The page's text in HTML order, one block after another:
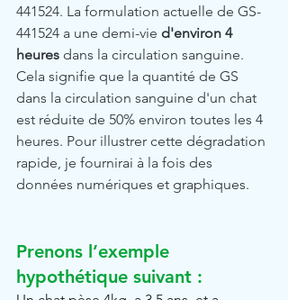
441524. La formulation actuelle de GS-
441524 a une demi-vie d'environ 4
heures dans la circulation sanguine.
Cela signifie que la quantité de GS
dans la circulation sanguine d'un chat
est réduite de 50% environ toutes les 4
heures. Pour illustrer cette dégradation
rapide, je fournirai à la fois des
données numériques et graphiques.
Prenons l’exemple
hypothétique suivant :